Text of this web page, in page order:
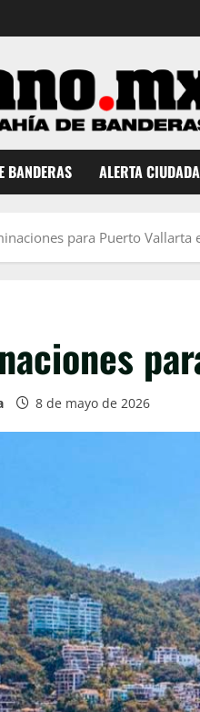
BANDERAS ALERTA
para Puerto Vallarta
8 de mayo de 2026